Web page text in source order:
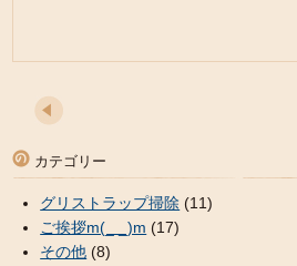
カテゴリー
グリストラップ掃除 (11)
ご挨拶m(_ _)m (17)
その他 (8)